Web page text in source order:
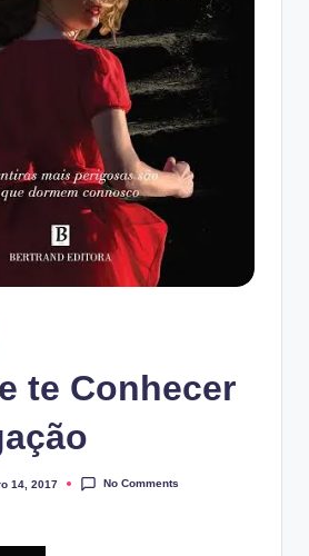
te Conhecer
14, 2017 No Comments